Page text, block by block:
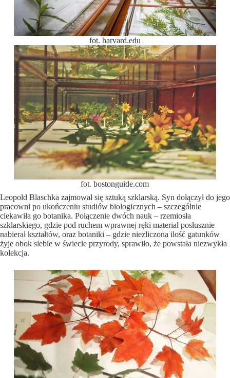
fot. harvard.edu
fot. bostonguide.com
Leopold Blaschka zajmował się sztuką szklarską. Syn dołączył do jego
pracowni po ukończeniu studiów biologicznych – szczególnie
ciekawiła go botanika. Połączenie dwóch nauk – rzemiosła
szklarskiego, gdzie pod ruchem wprawnej ręki materiał posłusznie
nabierał kształtów, oraz botaniki – gdzie niezliczona ilość gatunków
żyje obok siebie w świecie przyrody, sprawiło, że powstała niezwykła
kolekcja.